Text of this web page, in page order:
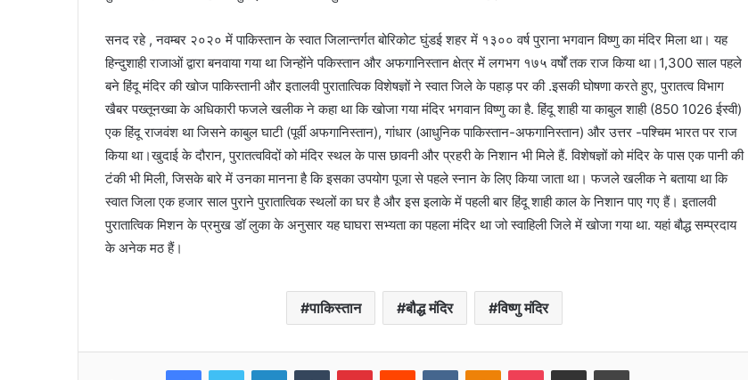
सनद रहे , नवम्बर २०२० में पाकिस्तान के स्वात जिलान्तर्गत बोरिकोट घुंडई शहर में १३०० वर्ष पुराना भगवान विष्णु का मंदिर मिला था। यह
हिन्दुशाही राजाओं द्वारा बनवाया गया था जिन्होंने पकिस्तान और अफगानिस्तान क्षेत्र में लगभग १७५ वर्षों तक राज किया था।1,300 साल पहले
बने हिंदू मंदिर की खोज पाकिस्तानी और इतालवी पुरातात्विक विशेषज्ञों ने स्वात जिले के पहाड़ पर की .इसकी घोषणा करते हुए, पुरातत्व विभाग
खैबर पख्तूनख्वा के अधिकारी फजले खलीक ने कहा था कि खोजा गया मंदिर भगवान विष्णु का है. हिंदू शाही या काबुल शाही (850 1026 ईस्वी)
एक हिंदू राजवंश था जिसने काबुल घाटी (पूर्वी अफगानिस्तान), गांधार (आधुनिक पाकिस्तान-अफगानिस्तान) और उत्तर -पश्चिम भारत पर राज
किया था।खुदाई के दौरान, पुरातत्वविदों को मंदिर स्थल के पास छावनी और प्रहरी के निशान भी मिले हैं. विशेषज्ञों को मंदिर के पास एक पानी की
टंकी भी मिली, जिसके बारे में उनका मानना ​​है कि इसका उपयोग पूजा से पहले स्नान के लिए किया जाता था। फजले खलीक ने बताया था कि
स्वात जिला एक हजार साल पुराने पुरातात्विक स्थलों का घर है और इस इलाके में पहली बार हिंदू शाही काल के निशान पाए गए हैं। इतालवी
पुरातात्विक मिशन के प्रमुख डॉ लुका के अनुसार यह घाघरा सभ्यता का पहला मंदिर था जो स्वाहिली जिले में खोजा गया था. यहां बौद्ध सम्प्रदाय
के अनेक मठ हैं।
पाकिस्तान बौद्ध मंदिर विष्णु मंदिर
FacebookTwitter LinkedInTumblr PinterestReddit VKontakteOdnoklassniki
Pocket Share via Email Print